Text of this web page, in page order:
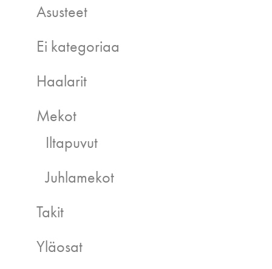
Asusteet
Ei kategoriaa
Haalarit
Mekot
Iltapuvut
Juhlamekot
Takit
Yläosat